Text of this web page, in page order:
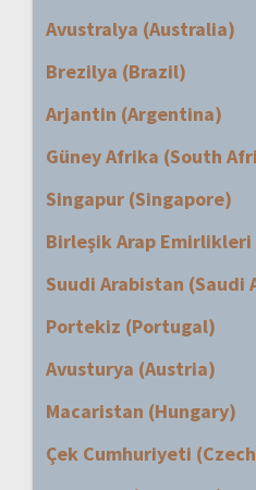
Avustralya (Australia)
Brezilya (Brazil)
Arjantin (Argentina)
Güney Afrika (South
Singapur (Singapore)
Birleşik Arap Emirlikleri
Suudi Arabistan (Saudi
Portekiz (Portugal)
Avusturya (Austria)
Macaristan (Hungary)
Çek Cumhuriyeti